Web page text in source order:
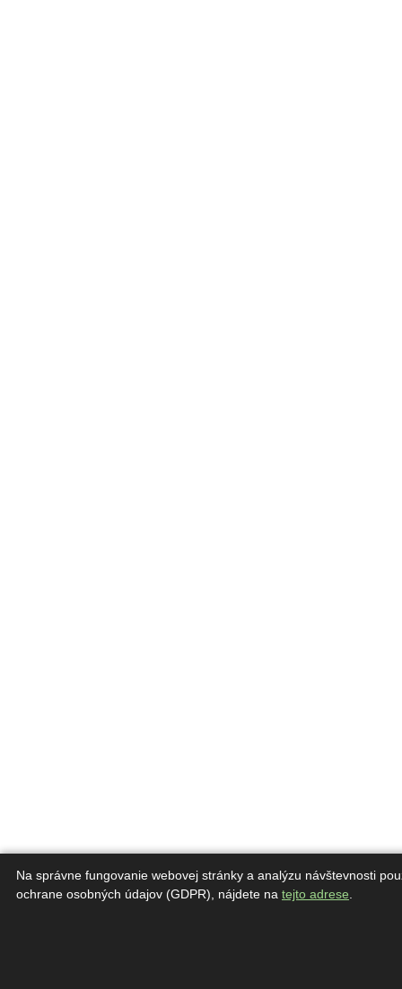
Na správne fungovanie webovej stránky a analýzu návštevnosti
ochrane osobných údajov (GDPR), nájdete na tejto adrese